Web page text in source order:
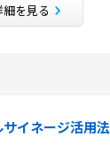
細を見る
イネージ活用法